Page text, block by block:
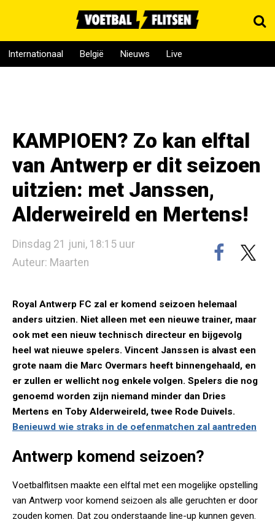
Internationaal België Nieuws Live
KAMPIOEN? Zo kan elftal
van Antwerp er dit seizoen
uitzien: met Janssen,
Alderweireld en Mertens!
Dinsdag 21 juni, 18:15 uur
Auteur: Maarten
Royal Antwerp FC zal er komend seizoen helemaal
anders uitzien. Niet alleen met een nieuwe trainer, maar
ook met een nieuw technisch directeur en bijgevolg
heel wat nieuwe spelers. Vincent Janssen is alvast een
grote naam die Marc Overmars heeft binnengehaald, en
er zullen er wellicht nog enkele volgen. Spelers die nog
genoemd worden zijn niemand minder dan Dries
Mertens en Toby Alderweireld, twee Rode Duivels.
Benieuwd wie straks in de oefenmatchen zal aantreden
Antwerp komend seizoen?
Voetbalflitsen maakte een elftal met een mogelijke opstelling
van Antwerp voor komend seizoen als alle geruchten er door
zouden komen. Dat zou onderstaande line-up kunnen geven.